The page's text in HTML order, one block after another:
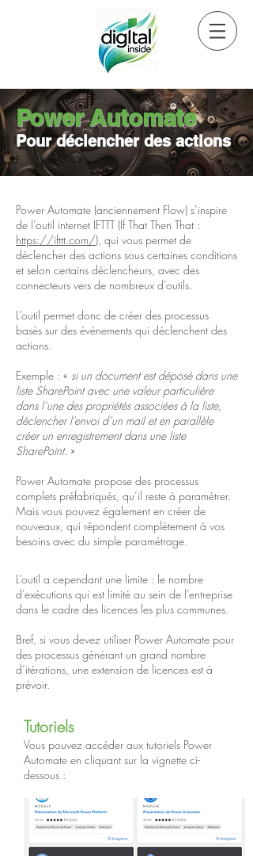
Power Automate
Pour déclencher des actions
Power Automate (anciennement Flow) s’inspire
de l’outil internet IFTTT (If That Then That :
https://ifttt.com/), qui vous permet de
déclencher des actions sous certaines conditions
et selon certains déclencheurs, avec des
connecteurs vers de nombreux d’outils.
L’outil permet donc de créer des processus
basés sur des événements qui déclenchent des
actions.
Exemple : « si un document est déposé dans une
liste SharePoint avec une valeur particulière
dans l’une des propriétés associées à la liste,
déclencher l’envoi d’un mail et en parallèle
créer un enregistrement dans une liste
SharePoint. »
Power Automate propose des processus
complets préfabriqués, qu’il reste à paramétrer.
Mais vous pouvez également en créer de
nouveaux, qui répondent complètement à vos
besoins avec du simple paramétrage.
L’outil a cependant une limite : le nombre
d’exécutions qui est limité au sein de l’entreprise
dans le cadre des licences les plus communes.
Bref, si vous devez utiliser Power Automate pour
des processus générant un grand nombre
d’itérations, une extension de licences est à
prévoir.
Tutoriels
Vous pouvez accéder aux tutoriels Power
Automate en cliquant sur la vignette ci-
dessous :